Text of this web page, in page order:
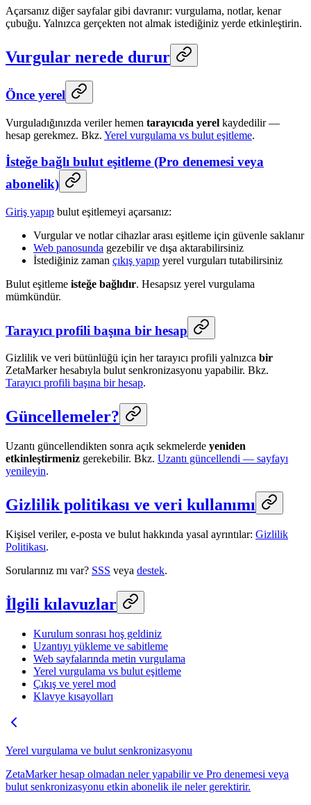
Açarsanız diğer sayfalar gibi davranır: vurgulama, notlar, kenar
çubuğu. Yalnızca gerçekten not almak istediğiniz yerde etkinleştirin.
Vurgular nerede durur
Önce yerel
Vurguladığınızda veriler hemen tarayıcıda yerel kaydedilir —
hesap gerekmez. Bkz. Yerel vurgulama vs bulut eşitleme.
İsteğe bağlı bulut eşitleme (Pro denemesi veya
abonelik)
Giriş yapıp bulut eşitlemeyi açarsanız:
Vurgular ve notlar cihazlar arası eşitleme için güvenle saklanır
Web panosunda gezebilir ve dışa aktarabilirsiniz
İstediğiniz zaman çıkış yapıp yerel vurguları tutabilirsiniz
Bulut eşitleme isteğe bağlıdır. Hesapsız yerel vurgulama
mümkündür.
Tarayıcı profili başına bir hesap
Gizlilik ve veri bütünlüğü için her tarayıcı profili yalnızca bir
ZetaMarker hesabıyla bulut senkronizasyonu yapabilir. Bkz.
Tarayıcı profili başına bir hesap.
Güncellemeler?
Uzantı güncellendikten sonra açık sekmelerde yeniden
etkinleştirmeniz gerekebilir. Bkz. Uzantı güncellendi — sayfayı
yenileyin.
Gizlilik politikası ve veri kullanımı
Kişisel veriler, e-posta ve bulut hakkında yasal ayrıntılar: Gizlilik
Politikası.
Sorularınız mı var? SSS veya destek.
İlgili kılavuzlar
Kurulum sonrası hoş geldiniz
Uzantıyı yükleme ve sabitleme
Web sayfalarında metin vurgulama
Yerel vurgulama vs bulut eşitleme
Çıkış ve yerel mod
Klavye kısayolları
Yerel vurgulama ve bulut senkronizasyonu
ZetaMarker hesap olmadan neler yapabilir ve Pro denemesi veya
bulut senkronizasyonu etkin abonelik ile neler gerektirir.